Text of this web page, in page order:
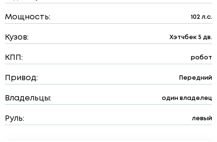
Мощность: 102 л.с.
Кузов: Хэтчбек 5 дв.
КПП: робот
Привод: Передний
Владельцы: один владелец
Руль: левый